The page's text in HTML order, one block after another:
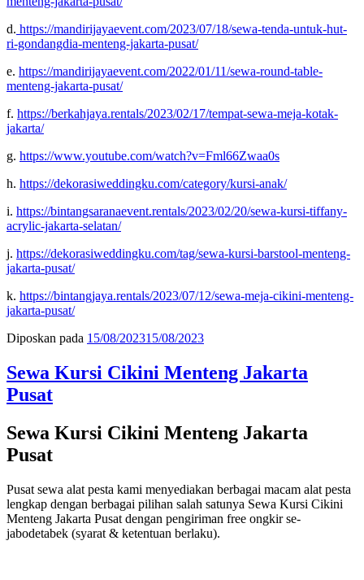
d. https://mandirijayaevent.com/2023/07/18/sewa-tenda-untuk-hut-
ri-gondangdia-menteng-jakarta-pusat/
e. https://mandirijayaevent.com/2022/01/11/sewa-round-table-
menteng-jakarta-pusat/
f. https://berkahjaya.rentals/2023/02/17/tempat-sewa-meja-kotak-
jakarta/
g. https://www.youtube.com/watch?v=Fml66Zwaa0s
h. https://dekorasiweddingku.com/category/kursi-anak/
i. https://bintangsaranaevent.rentals/2023/02/20/sewa-kursi-tiffany-
acrylic-jakarta-selatan/
j. https://dekorasiweddingku.com/tag/sewa-kursi-barstool-menteng-
jakarta-pusat/
k. https://bintangjaya.rentals/2023/07/12/sewa-meja-cikini-menteng-
jakarta-pusat/
Diposkan pada 15/08/202315/08/2023
Sewa Kursi Cikini Menteng Jakarta
Pusat
Sewa Kursi Cikini Menteng Jakarta
Pusat
Pusat sewa alat pesta kami menyediakan berbagai macam alat pesta
lengkap dengan berbagai pilihan salah satunya Sewa Kursi Cikini
Menteng Jakarta Pusat dengan pengiriman free ongkir se-
jabodetabek (syarat & ketentuan berlaku).